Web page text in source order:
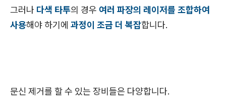
그러나 다색 타투의 경우 여러 파장의 레이저를 조합하여
사용해야 하기에 과정이 조금 더 복잡합니다.
문신 제거를 할 수 있는 장비들은 다양합니다.